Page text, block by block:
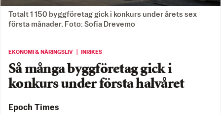
Totalt 1 150 byggföretag gick i konkurs under årets sex
första månader. Foto: Sofia Drevemo
EKONOMI & NÄRINGSLIV ｜ INRIKES
Så många byggföretag gick i
konkurs under första halvåret
Epoch Times